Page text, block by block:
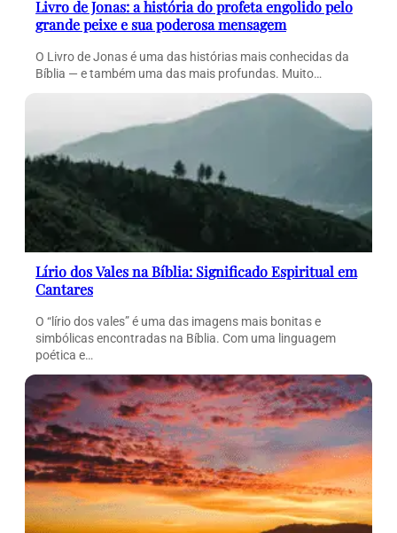
Livro de Jonas: a história do profeta engolido pelo
grande peixe e sua poderosa mensagem
O Livro de Jonas é uma das histórias mais conhecidas da
Bíblia — e também uma das mais profundas. Muito…
Lírio dos Vales na Bíblia: Significado Espiritual em
Cantares
O “lírio dos vales” é uma das imagens mais bonitas e
simbólicas encontradas na Bíblia. Com uma linguagem
poética e…